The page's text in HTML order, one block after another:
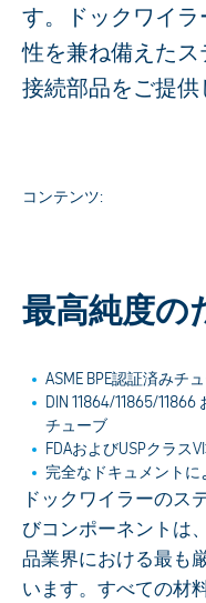
す。ドックワイ
性を兼ね備えたス
接続部品をご提供
コンテンツ:
最高純度の
ASME BPE認証済みチ
DIN 11864/11865/
チューブ
FDAおよびUSPクラス
完全なドキュメント
ドックワイラーのス
びコンポーネントは
品業界における最も
います。すべての材